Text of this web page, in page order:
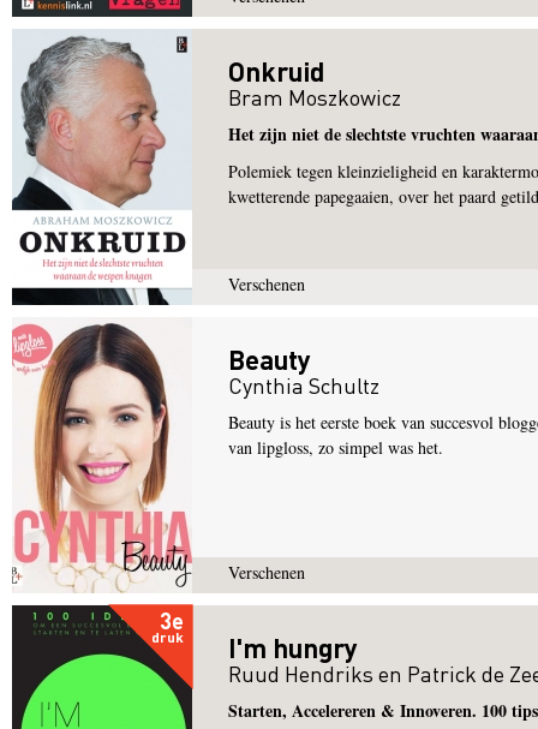
Onkruid
Bram Moszkowicz
Het zijn niet de slechtste vruchten
Polemiek tegen kleinzieligheid en
kwetterende papegaaien, over het paard
Verschenen
Beauty
Cynthia Schultz
Beauty is het eerste boek van succesvol
van lipgloss, zo simpel was het.
Verschenen
3e
druk I'm hungry
Ruud Hendriks en Patrick de
Starten, Accelereren & Innoveren. 100